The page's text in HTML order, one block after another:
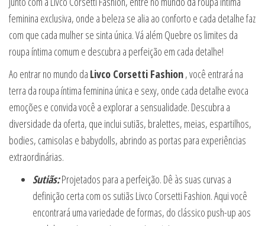
feminina exclusiva, onde a beleza se alia ao conforto e cada detalhe faz
com que cada mulher se sinta única. Vá além Quebre os limites da
roupa íntima comum e descubra a perfeição em cada detalhe!
Ao entrar no mundo da Livco Corsetti Fashion, você entrará na
terra da roupa íntima feminina única e sexy, onde cada detalhe evoca
emoções e convida você a explorar a sensualidade. Descubra a
diversidade da oferta, que inclui sutiãs, bralettes, meias, espartilhos,
bodies, camisolas e babydolls, abrindo as portas para experiências
extraordinárias.
Sutiãs:Projetados para a perfeição. Dê às suas curvas a
definição certa com os sutiãs Livco Corsetti Fashion. Aqui você
encontrará uma variedade de formas, do clássico push-up aos